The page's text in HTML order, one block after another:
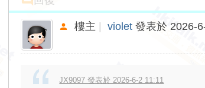
樓主 violet 發表於 2026-
JX9097 發表於 2026-6-2 11:11